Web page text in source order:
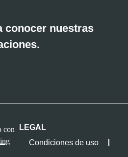
conocer nuestras
con
LEGAL
Condiciones de uso